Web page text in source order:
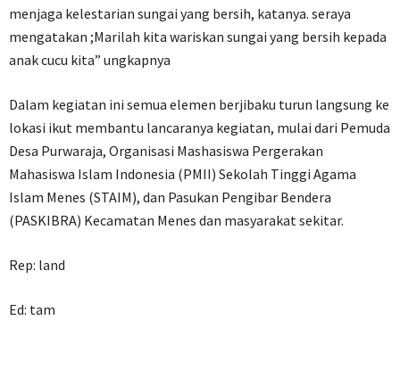
menjaga kelestarian sungai yang bersih, katanya. seraya
mengatakan ;Marilah kita wariskan sungai yang bersih kepada
anak cucu kita” ungkapnya
Dalam kegiatan ini semua elemen berjibaku turun langsung ke
lokasi ikut membantu lancaranya kegiatan, mulai dari Pemuda
Desa Purwaraja, Organisasi Mashasiswa Pergerakan
Mahasiswa Islam Indonesia (PMII) Sekolah Tinggi Agama
Islam Menes (STAIM), dan Pasukan Pengibar Bendera
(PASKIBRA) Kecamatan Menes dan masyarakat sekitar.
Rep: land
Ed: tam